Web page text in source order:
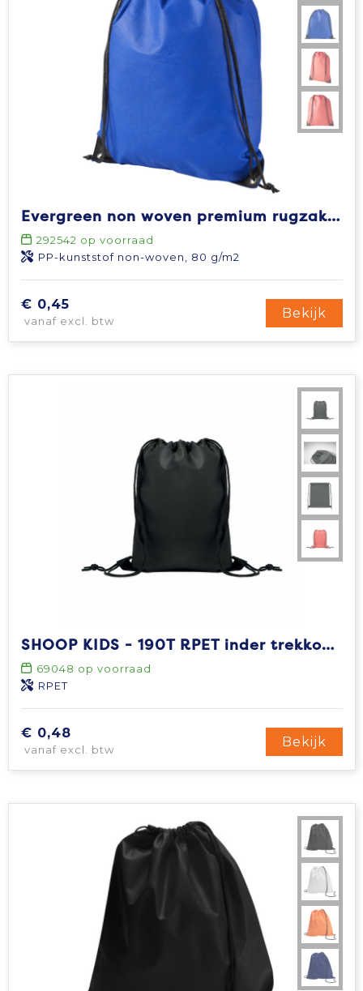
Evergreen non woven premium rugzak 5L
292542 op voorraad
PP-kunststof non-woven, 80 g/m2
€ 0,45
vanaf excl. btw
Bekijk
SHOOP KIDS - 190T RPET inder trekkoordtas
69048 op voorraad
RPET
€ 0,48
vanaf excl. btw
Bekijk